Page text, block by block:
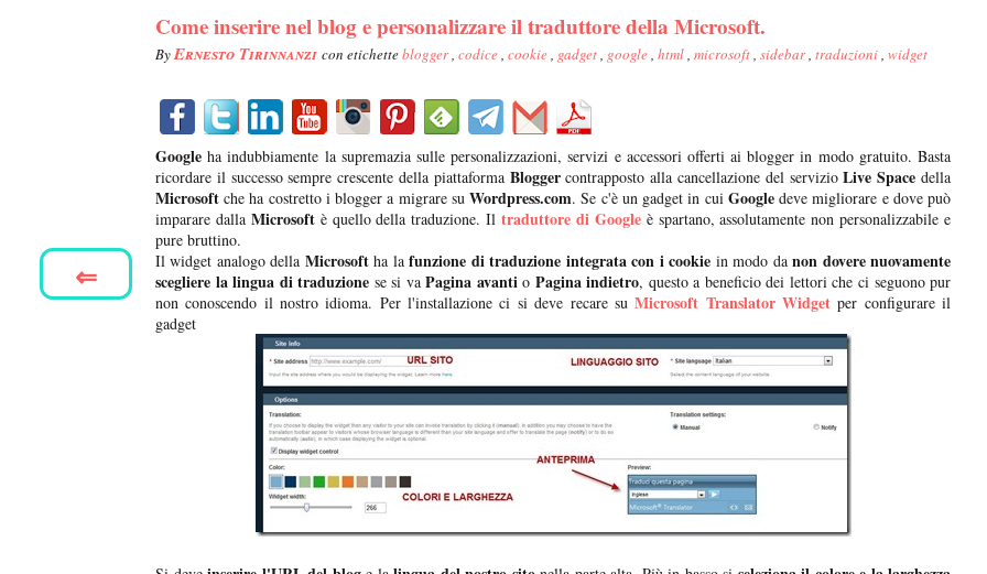
Come inserire nel blog e personalizzare il traduttore della Microsoft.
ByErnesto Tirinnanzi con etichetteblogger, codice, cookie, gadget, google, html, microsoft, sidebar, traduzioni, widget
Google ha indubbiamente la supremazia sulle personalizzazioni, servizi e accessori offerti ai blogger in modo gratuito. Basta
ricordare il successo sempre crescente della piattaformaBloggercontrapposto alla cancellazione del servizioLive Spacedella
Microsoftche ha costretto i blogger a migrare suWordpress.com. Se c'è un gadget in cuiGoogledeve migliorare e dove può
imparare dalla Microsoftè quello della traduzione. Il traduttore di Googleè spartano, assolutamente non personalizzabile e
pure bruttino.
Il widget analogo della Microsoftha lafunzione di traduzione integrata con i cookie in modo danon dovere nuovamente
scegliere la lingua di traduzione se si vaPagina avantio Pagina indietro, questo a beneficio dei lettori che ci seguono pur
non conoscendo il nostro idioma. Per l'installazione ci si deve recare suMicrosoft Translator Widgetper configurare il
gadget
⇐